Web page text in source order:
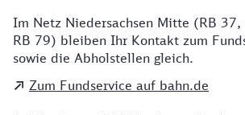
Details zu Kontakt
Im Netz Niedersachsen Mitte (RB
RB 79) bleiben Ihr Kontakt zum
sowie die Abholstellen gleich.
Zum Fundservice auf bahn.de